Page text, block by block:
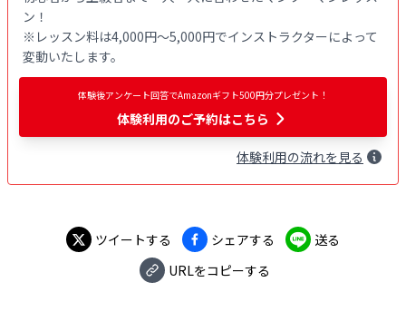
ン！
※レッスン料は4,000円〜5,000円でインストラクターによって
変動いたします。
体験後アンケート回答でAmazonギフト500円分プレゼント！
体験利用のご予約はこちら
体験利用の流れを見る
ツイートする シェアする
送る
URLをコピーする